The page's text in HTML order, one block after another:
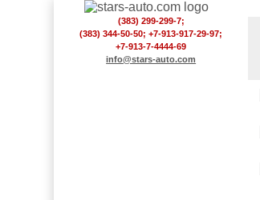
(383) 299-299-7;
(383) 344-50-50; +7-913-917-29-97;
+7-913-7-4444-69
info@stars-auto.com